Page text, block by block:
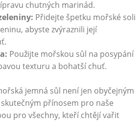
chutných marinád.
Přidejte špetku mořské soli
abyste zvýraznili její
Použijte mořskou sůl na posypání
texturu a bohatší chuť.
jemná sůl není jen obyčejným
přínosem pro naše
pro všechny, kteří chtějí vařit